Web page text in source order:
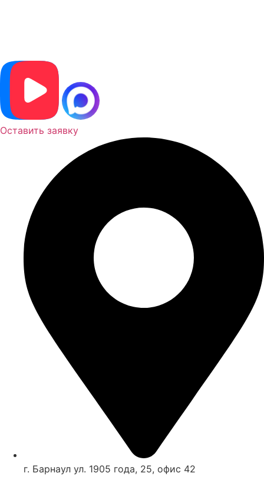
Оставить заявку
г. Барнаул ул. 1905 года, 25, офис 42